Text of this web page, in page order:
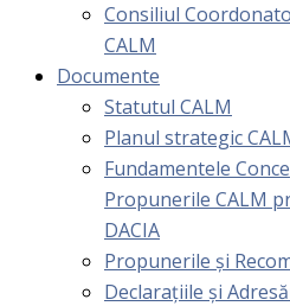
Consiliul
CALM
Documente
Statutul CALM
Planul strategic
Fundamentele
Propunerile CALM
DACIA
Propunerile și
Declarațiile și